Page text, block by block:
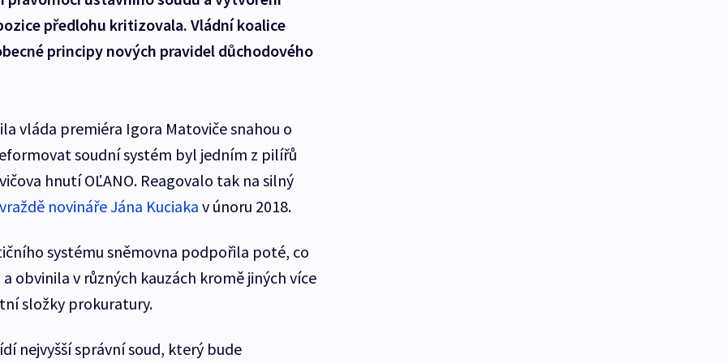
předlohu kritizovala. Vládní koalice
principy nových pravidel důchodového
vláda premiéra Igora Matoviče snahou o
soudní systém byl jedním z pilířů
hnutí OĽANO. Reagovalo tak na silný
novináře Jána Kuciaka v únoru 2018.
systému sněmovna podpořila poté, co
obvinila v různých kauzách kromě jiných více
složky prokuratury.
nejvyšší správní soud, který bude